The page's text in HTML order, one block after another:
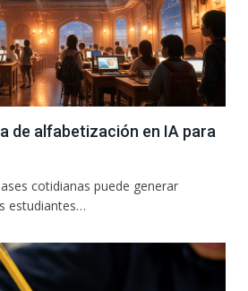
de alfabetización en IA para
cotidianas puede generar
estudiantes…